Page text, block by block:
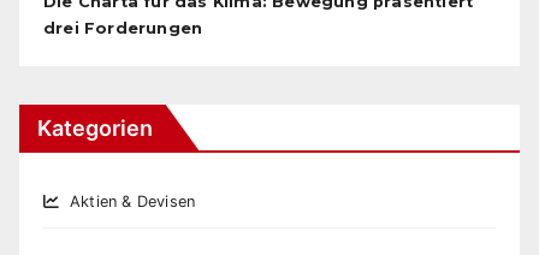
drei Forderungen
Kategorien
Aktien & Devisen